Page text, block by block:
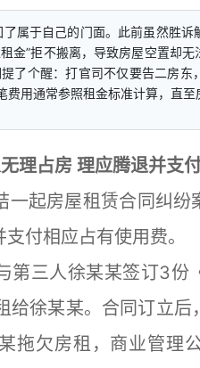
属于自己的门面。此前虽然胜
金”拒不搬离，导致房屋空置却
了个醒：打官司不仅要告二房东
费用通常参照租金标准计算，直
理占房 理应腾退并支
起房屋租赁合同纠纷
付相应占有使用费。
三人徐某某签订3份
给徐某某。合同订立
拖欠房租，商业管理